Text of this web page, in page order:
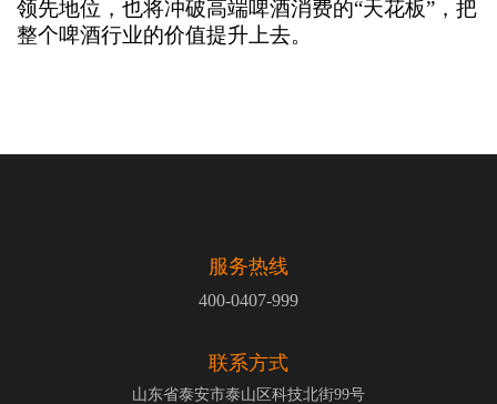
领先地位，也将冲破高端啤酒消费的“天花板”，把
整个啤酒行业的价值提升上去。
服务热线
400-0407-999
联系方式
山东省泰安市泰山区科技北街99号